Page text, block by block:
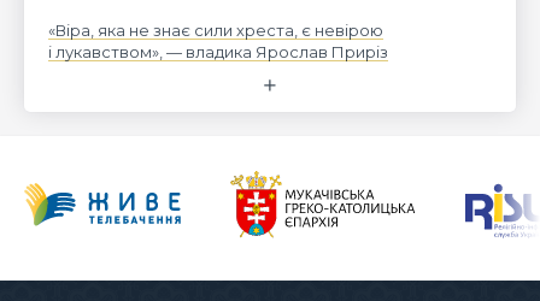
«Віра, яка не знає сили хреста, є невірою
і лукавством», — владика Ярослав Приріз